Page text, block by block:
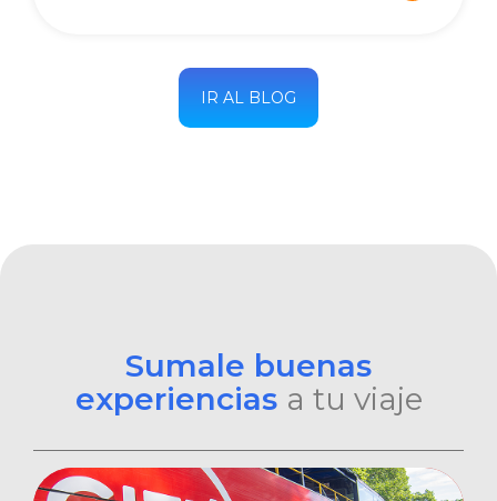
IR AL BLOG
Sumale buenas
experiencias a tu viaje